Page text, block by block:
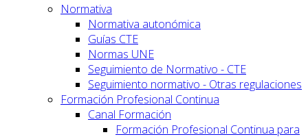
Normativa
Normativa autonómica
Guías CTE
Normas UNE
Seguimiento de Normativo - CTE
Seguimiento normativo - Otras regulaciones
Formación Profesional Continua
Canal Formación
Formación Profesional Continua para